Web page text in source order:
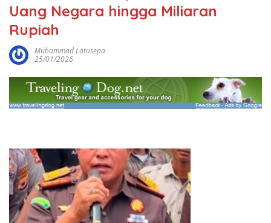
Uang Negara hingga Miliaran
Rupiah
Muhammad Latusepa
25/01/2026